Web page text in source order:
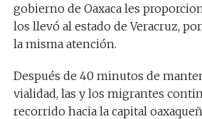
gobierno de Oaxaca les
los llevó al estado de Veracruz,
la misma atención.
Después de 40 minutos de
vialidad, las y los migrantes
recorrido hacia la capital